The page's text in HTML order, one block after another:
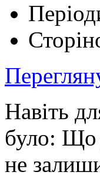
Навіть
було: Що
не